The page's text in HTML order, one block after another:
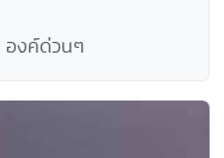
องค์ด่วนๆ